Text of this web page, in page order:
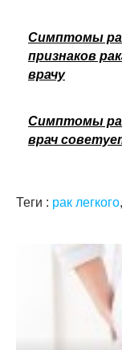
Симптомы
признаков
врачу
Симптомы
врач
Теги : рак легкого,